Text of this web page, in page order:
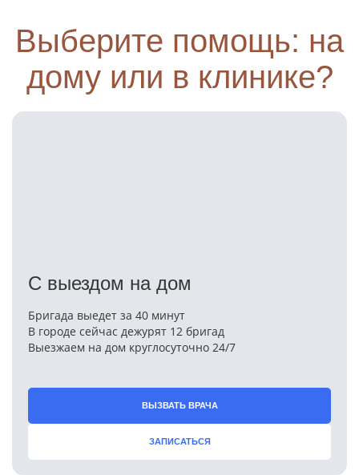
Выберите помощь: на
дому или в клинике?
С выездом на дом
Бригада выедет за 40 минут
В городе сейчас дежурят 12 бригад
Выезжаем на дом круглосуточно 24/7
ВЫЗВАТЬ ВРАЧА
ЗАПИСАТЬСЯ